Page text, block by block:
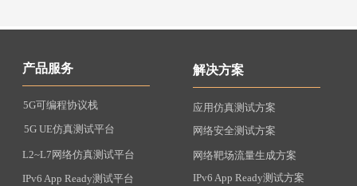
应用仿真测试方案
网络安全测试方案
网络靶场流量生成方案
IPv6 App Ready测试方案
解决方案
L2~L7网络仿真测试平台
IPv6 App Ready测试平台
产品服务
5G UE仿真测试平台
5G可编程协议栈